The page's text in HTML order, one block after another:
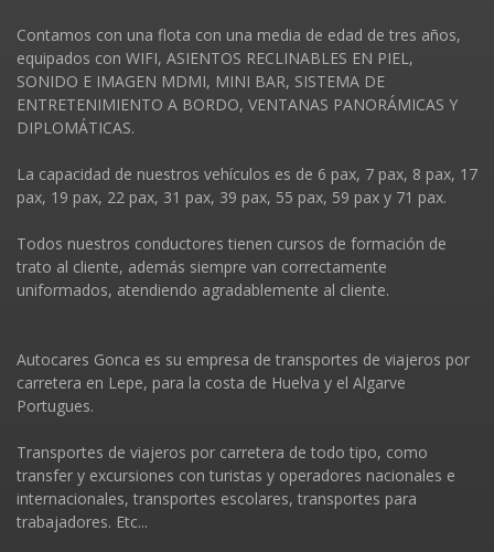
Contamos con una flota con una media de edad de tres años,
equipados con WIFI, ASIENTOS RECLINABLES EN PIEL,
SONIDO E IMAGEN MDMI, MINI BAR, SISTEMA DE
ENTRETENIMIENTO A BORDO, VENTANAS PANORÁMICAS Y
DIPLOMÁTICAS.
La capacidad de nuestros vehí­culos es de 6 pax, 7 pax, 8 pax, 17
pax, 19 pax, 22 pax, 31 pax, 39 pax, 55 pax, 59 pax y 71 pax.
Todos nuestros conductores tienen cursos de formación de
trato al cliente, además siempre van correctamente
uniformados, atendiendo agradablemente al cliente.
Autocares Gonca es su empresa de transportes de viajeros por
carretera en Lepe, para la costa de Huelva y el Algarve
Portugues.
Transportes de viajeros por carretera de todo tipo, como
transfer y excursiones con turistas y operadores nacionales e
internacionales, transportes escolares, transportes para
trabajadores. Etc...